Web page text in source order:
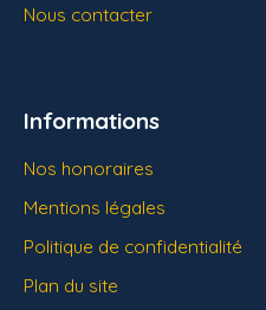
Nous contacter
Informations
Nos honoraires
Mentions légales
Politique de confidentialité
Plan du site